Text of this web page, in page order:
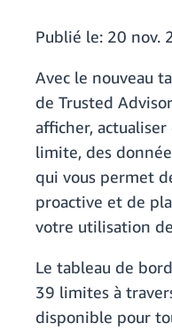
Publié le: 20 nov.
Avec le nouveau
de Trusted
afficher,
limite, des
qui vous permet
proactive et de
votre utilisation
Le tableau de
39 limites à
disponible pour